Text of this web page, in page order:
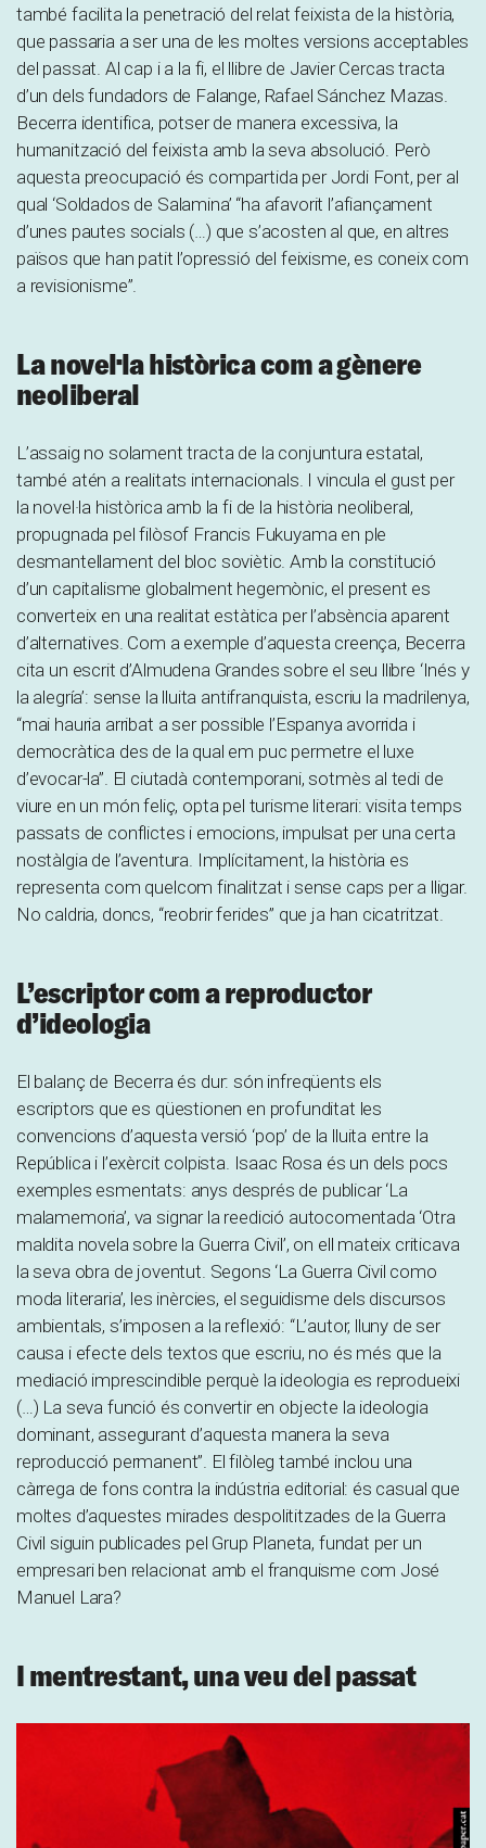
també facilita la penetració del relat feixista de la història,
que passaria a ser una de les moltes versions acceptables
del passat. Al cap i a la fi, el llibre de Javier Cercas tracta
d’un dels fundadors de Falange, Rafael Sánchez Mazas.
Becerra identifica, potser de manera excessiva, la
humanització del feixista amb la seva absolució. Però
aquesta preocupació és compartida per Jordi Font, per al
qual ‘Soldados de Salamina’ “ha afavorit l’afiançament
d’unes pautes socials (…) que s’acosten al que, en altres
països que han patit l’opressió del feixisme, es coneix com
a revisionisme”.
La novel·la històrica com a gènere
neoliberal
L’assaig no solament tracta de la conjuntura estatal,
també atén a realitats internacionals. I vincula el gust per
la novel·la històrica amb la fi de la història neoliberal,
propugnada pel filòsof Francis Fukuyama en ple
desmantellament del bloc soviètic. Amb la constitució
d’un capitalisme globalment hegemònic, el present es
converteix en una realitat estàtica per l’absència aparent
d’alternatives. Com a exemple d’aquesta creença, Becerra
cita un escrit d’Almudena Grandes sobre el seu llibre ‘Inés y
la alegría’: sense la lluita antifranquista, escriu la madrilenya,
“mai hauria arribat a ser possible l’Espanya avorrida i
democràtica des de la qual em puc permetre el luxe
d’evocar-la”. El ciutadà contemporani, sotmès al tedi de
viure en un món feliç, opta pel turisme literari: visita temps
passats de conflictes i emocions, impulsat per una certa
nostàlgia de l’aventura. Implícitament, la història es
representa com quelcom finalitzat i sense caps per a lligar.
No caldria, doncs, “reobrir ferides” que ja han cicatritzat.
L’escriptor com a reproductor
d’ideologia
El balanç de Becerra és dur: són infreqüents els
escriptors que es qüestionen en profunditat les
convencions d’aquesta versió ‘pop’ de la lluita entre la
República i l’exèrcit colpista. Isaac Rosa és un dels pocs
exemples esmentats: anys després de publicar ‘La
malamemoria’, va signar la reedició autocomentada ‘Otra
maldita novela sobre la Guerra Civil’, on ell mateix criticava
la seva obra de joventut. Segons ‘La Guerra Civil como
moda literaria’, les inèrcies, el seguidisme dels discursos
ambientals, s’imposen a la reflexió: “L’autor, lluny de ser
causa i efecte dels textos que escriu, no és més que la
mediació imprescindible perquè la ideologia es reprodueixi
(…) La seva funció és convertir en objecte la ideologia
dominant, assegurant d’aquesta manera la seva
reproducció permanent”. El filòleg també inclou una
càrrega de fons contra la indústria editorial: és casual que
moltes d’aquestes mirades despolititzades de la Guerra
Civil siguin publicades pel Grup Planeta, fundat per un
empresari ben relacionat amb el franquisme com José
Manuel Lara?
I mentrestant, una veu del passat